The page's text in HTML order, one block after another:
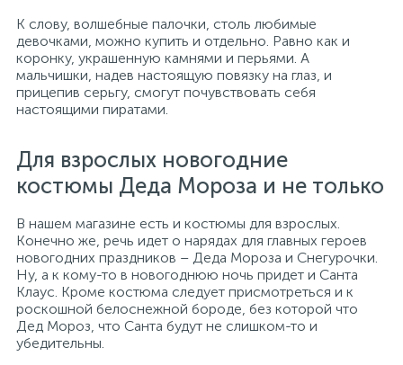
К слову, волшебные палочки, столь любимые
девочками, можно купить и отдельно. Равно как и
коронку, украшенную камнями и перьями. А
мальчишки, надев настоящую повязку на глаз, и
прицепив серьгу, смогут почувствовать себя
настоящими пиратами.
Для взрослых новогодние
костюмы Деда Мороза и не только
В нашем магазине есть и костюмы для взрослых.
Конечно же, речь идет о нарядах для главных героев
новогодних праздников – Деда Мороза и Снегурочки.
Ну, а к кому-то в новогоднюю ночь придет и Санта
Клаус. Кроме костюма следует присмотреться и к
роскошной белоснежной бороде, без которой что
Дед Мороз, что Санта будут не слишком-то и
убедительны.